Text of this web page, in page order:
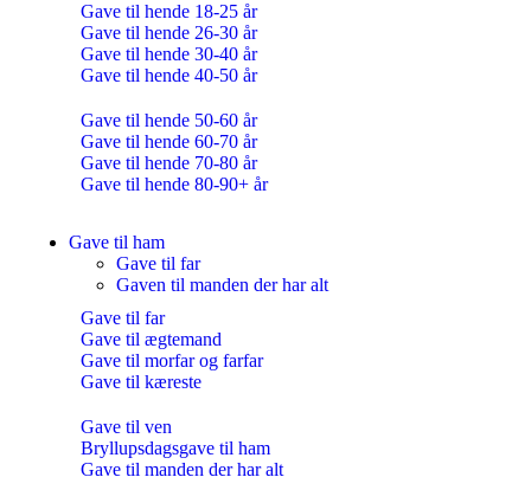
Gave til hende 18-25 år
Gave til hende 26-30 år
Gave til hende 30-40 år
Gave til hende 40-50 år
Gave til hende 50-60 år
Gave til hende 60-70 år
Gave til hende 70-80 år
Gave til hende 80-90+ år
Gave til ham
Gave til far
Gaven til manden der har alt
Gave til far
Gave til ægtemand
Gave til morfar og farfar
Gave til kæreste
Gave til ven
Bryllupsdagsgave til ham
Gave til manden der har alt